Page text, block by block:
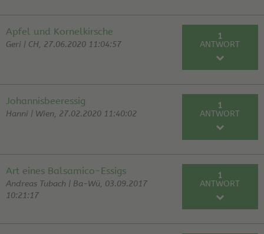
RE: Blaubeeren Essig und Schnaps
rezept
Schmickl |
21.07.20
Apfel und Kornelkirsche
Geri | CH, 27.06.2020 11:04:57
1
ANTWORT
RE: Apfel und Kornelkirsche helge | 27.06.20
Johannisbeeressig
Hanni | Wien, 27.02.2020 11:40:02
1
ANTWORT
RE: Johannisbeeressig Peter | 27.02.20
Art eines Balsamico-Essigs
Andreas Tubach | Ba-Wü, 03.09.2017
10:21:17
1
ANTWORT
RE: Art eines Balsamico-Essigs Peter | 10.12.19